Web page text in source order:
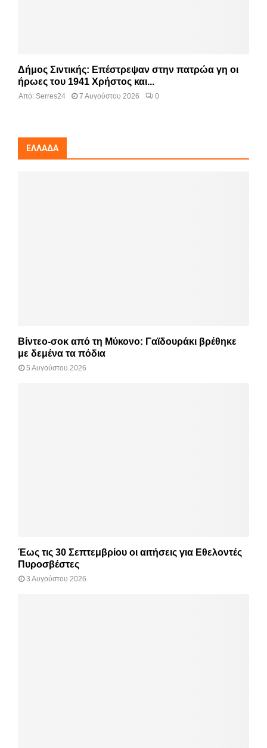
Δήμος Σιντικής: Επέστρεψαν στην πατρώα γη οι
ήρωες του 1941 Χρήστος και...
Από: Serres24 7 Αυγούστου 2026 0
ΕΛΛΆΔΑ
Βίντεο-σοκ από τη Μύκονο: Γαϊδουράκι βρέθηκε
με δεμένα τα πόδια
5 Αυγούστου 2026
Έως τις 30 Σεπτεμβρίου οι αιτήσεις για Εθελοντές
Πυροσβέστες
3 Αυγούστου 2026